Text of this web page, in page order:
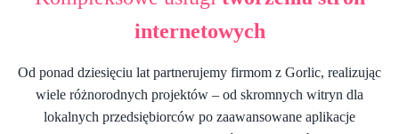
internetowych
Od ponad dziesięciu lat partnerujemy firmom z Gorlic, realizując
wiele różnorodnych projektów – od skromnych witryn dla
lokalnych przedsiębiorców po zaawansowane aplikacje